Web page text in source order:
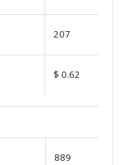
207
$ 0.62
889